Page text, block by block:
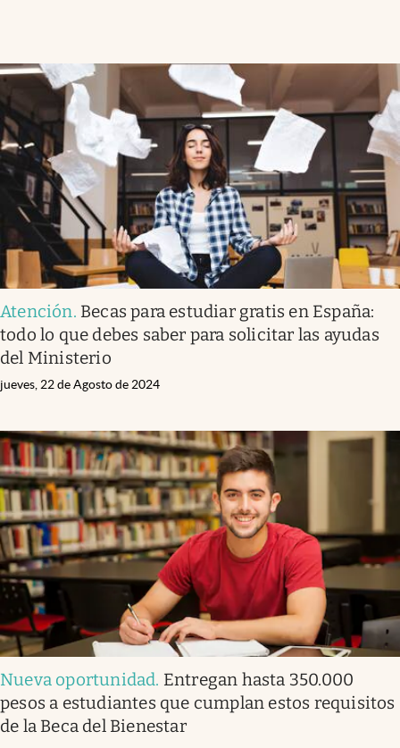
Atención. Becas para estudiar gratis en España:
todo lo que debes saber para solicitar las ayudas
del Ministerio
jueves, 22 de Agosto de 2024
Nueva oportunidad. Entregan hasta 350.000
pesos a estudiantes que cumplan estos requisitos
de la Beca del Bienestar